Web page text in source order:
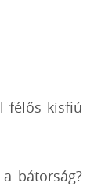
félős kisfiú
bátorság?